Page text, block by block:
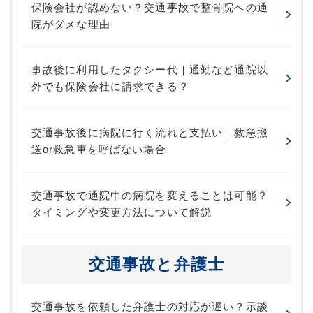
保険会社が認めない？交通事故で整骨院への通
院がダメな理由
事故後に利用したタクシー代｜通勤など通院以
外でも保険会社に請求できる？
交通事故後に病院に行く流れと支払い｜救急搬
送or救急車を呼ばない場合
交通事故で通院中の病院を変えることは可能？
タイミングや変更方法について解説
交通事故と弁護士
交通事故を依頼した弁護士の対応が遅い？示談